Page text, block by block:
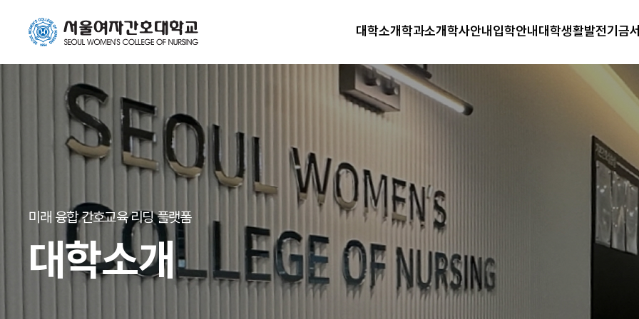
대학소개학과소개학사안내입학안내대학생활발전기금
미래 융합 간호교육 리딩 플랫폼
대학소개